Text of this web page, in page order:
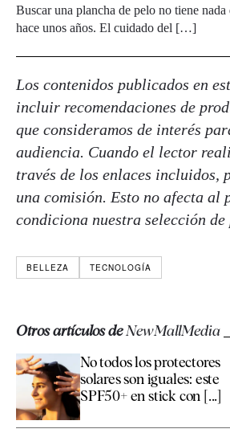
Buscar una plancha de pelo no tiene
hace unos años. El cuidado del […]
Los contenidos publicados en
incluir recomendaciones de
que consideramos de interés
audiencia. Cuando el lector
través de los enlaces incluidos,
una comisión. Esto no afecta al
condiciona nuestra selección de
BELLEZA TECNOLOGÍA
Otros artículos deNewMallMedia
No todos los protectores
solares son iguales: este
SPF50+ en stick con [...]